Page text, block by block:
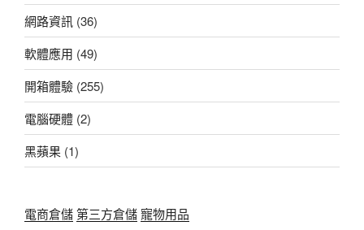
網路資訊 (36)
軟體應用 (49)
開箱體驗 (255)
電腦硬體 (2)
黑蘋果 (1)
電商倉儲第三方倉儲寵物用品